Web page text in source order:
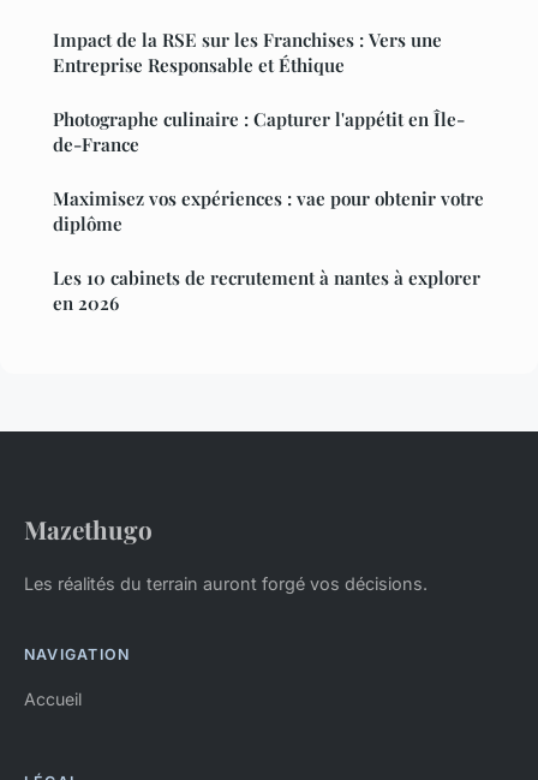
Impact de la RSE sur les Franchises : Vers une
Entreprise Responsable et Éthique
Photographe culinaire : Capturer l'appétit en Île-
de-France
Maximisez vos expériences : vae pour obtenir votre
diplôme
Les 10 cabinets de recrutement à nantes à explorer
en 2026
Mazethugo
Les réalités du terrain auront forgé vos décisions.
NAVIGATION
Accueil